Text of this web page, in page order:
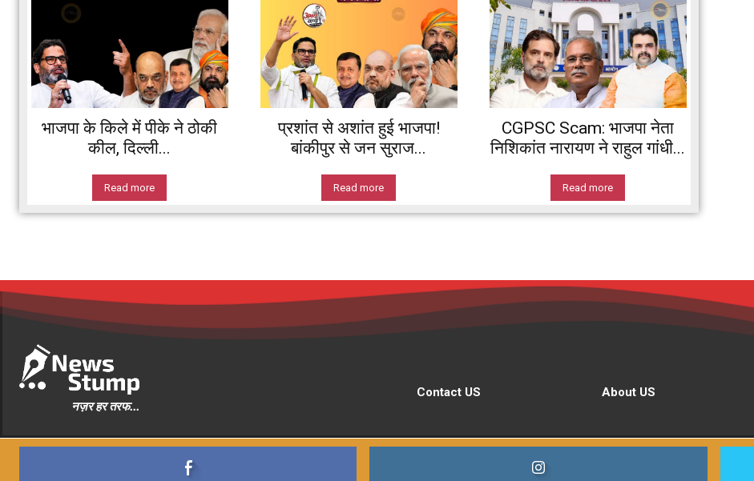
भाजपा के किले में पीके ने ठोकी
कील, दिल्ली...
Read more
प्रशांत से अशांत हुई भाजपा!
बांकीपुर से जन सुराज...
Read more
CGPSC Scam: भाजपा नेता
निशिकांत नारायण ने राहुल गांधी...
Read more
नज़र हर तरफ...
Contact US About US